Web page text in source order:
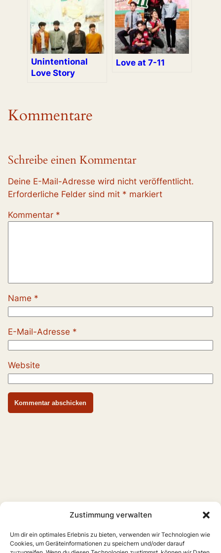
Zustimmung verwalten
Um dir ein optimales Erlebnis zu bieten, verwenden wir Technologien wie
Cookies, um Geräteinformationen zu speichern und/oder darauf
Unintentional
Love Story
Love at 7-11
Kommentare
Schreibe einen Kommentar
Deine E-Mail-Adresse wird nicht veröffentlicht.
Erforderliche Felder sind mit * markiert
Kommentar *
Name *
E-Mail-Adresse *
Website